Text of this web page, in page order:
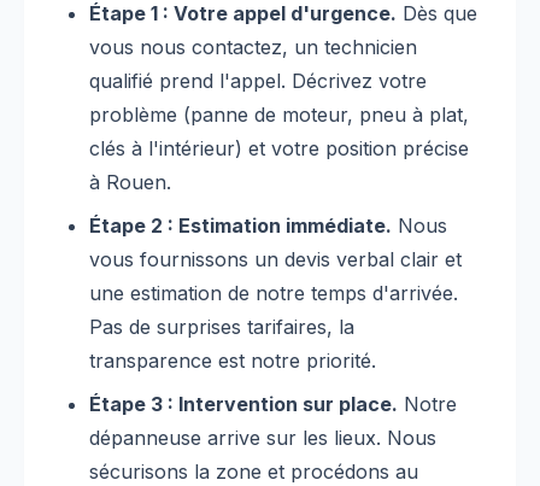
Étape 1 : Votre appel d'urgence. Dès que
vous nous contactez, un technicien
qualifié prend l'appel. Décrivez votre
problème (panne de moteur, pneu à plat,
clés à l'intérieur) et votre position précise
à Rouen.
Étape 2 : Estimation immédiate. Nous
vous fournissons un devis verbal clair et
une estimation de notre temps d'arrivée.
Pas de surprises tarifaires, la
transparence est notre priorité.
Étape 3 : Intervention sur place. Notre
dépanneuse arrive sur les lieux. Nous
sécurisons la zone et procédons au